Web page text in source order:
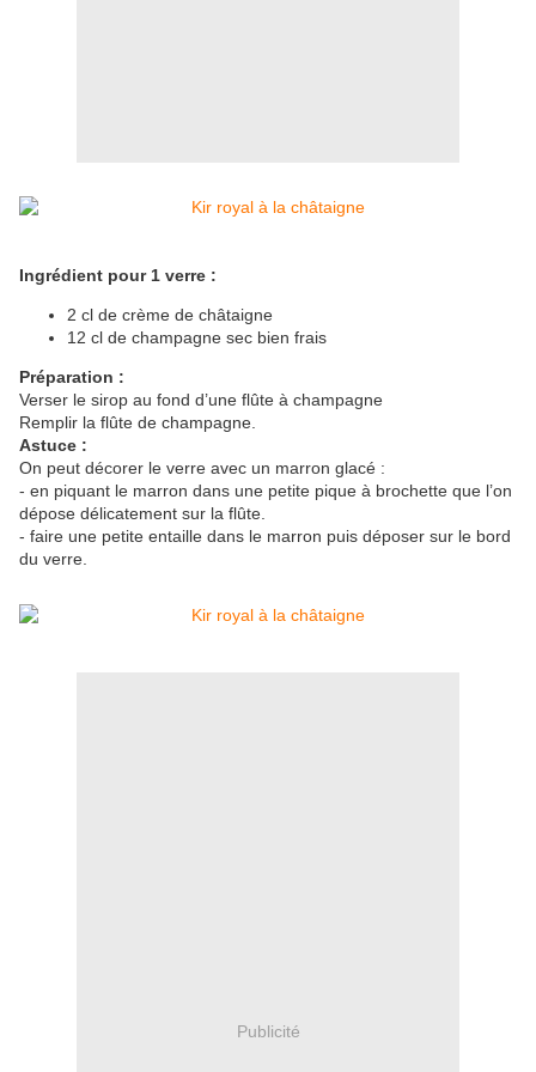
Ingrédient pour 1 verre :
2 cl de crème de châtaigne
12 cl de champagne sec bien frais
Préparation :
Verser le sirop au fond d’une flûte à champagne
Remplir la flûte de champagne.
Astuce :
On peut décorer le verre avec un marron glacé :
- en piquant le marron dans une petite pique à brochette que l’on
dépose délicatement sur la flûte.
- faire une petite entaille dans le marron puis déposer sur le bord
du verre.
Publicité